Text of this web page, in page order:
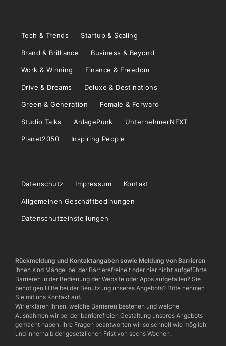
Tech & Trends Startup & Scaling
Brand & Brilliance Business & Beyond
Work & Winning Finance & Freedom
Drive & Dreams Deluxe & Destinations
Green & Generation Female & Forward
Studio Talks AnlagePunk UnternehmerNEXT
Planet2050 Inspiring People
Datenschutz Impressum Kontakt
Allgemeinen Geschäftbedinungen
Datenschutzeinstellungen
Rückmeldung und Kontaktangaben sowie Meldung von Barrieren
Ihnen sind Mängel bei der Barrierefreiheit oder hier nicht aufgeführte
Barrieren in der Bedienung der Website oder Apps aufgefallen? Sie
benötigen Hilfe bei der Benutzung unseres Angebots? Bitte nehmen
Sie mit uns Kontakt auf.
Wir erklären Ihnen, welche Barrieren bestehen und welche
Ausnahmen wir bei der barrierefreien Gestaltung unseres Angebots
gemacht haben. Ihre Fragen beantworten wir so schnell wie möglich
und innerhalb der gesetzlichen Frist von sechs Wochen.